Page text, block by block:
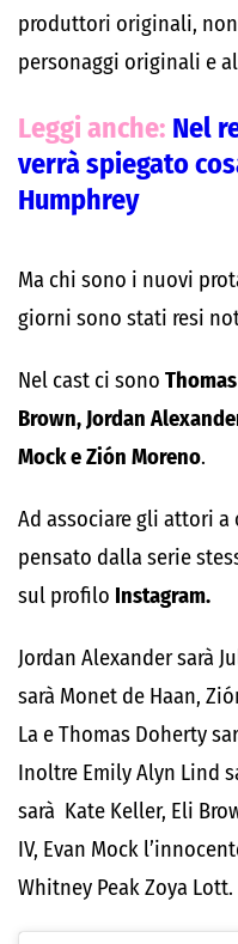
produttori originali,
personaggi originali e
Leggi anche: Nel
verrà spiegato
Humphrey
Ma chi sono i nuovi
giorni sono stati resi
Nel cast ci sono
Brown, Jordan
Mock e Zión Moreno.
Ad associare gli attori
pensato dalla serie
sul profilo Instagram.
Jordan Alexander sarà
sarà Monet de Haan,
La e Thomas Doherty
Inoltre Emily Alyn Lind
sarà Kate Keller, Eli
IV, Evan Mock
Whitney Peak Zoya Lott.